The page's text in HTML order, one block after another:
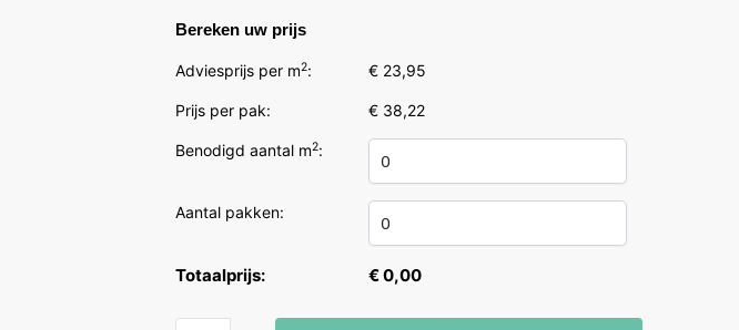
Bereken uw prijs
Adviesprijs per m2: € 23,95
Prijs per pak: € 38,22
Benodigd aantal m2:
Aantal pakken:
Totaalprijs: € 0,00